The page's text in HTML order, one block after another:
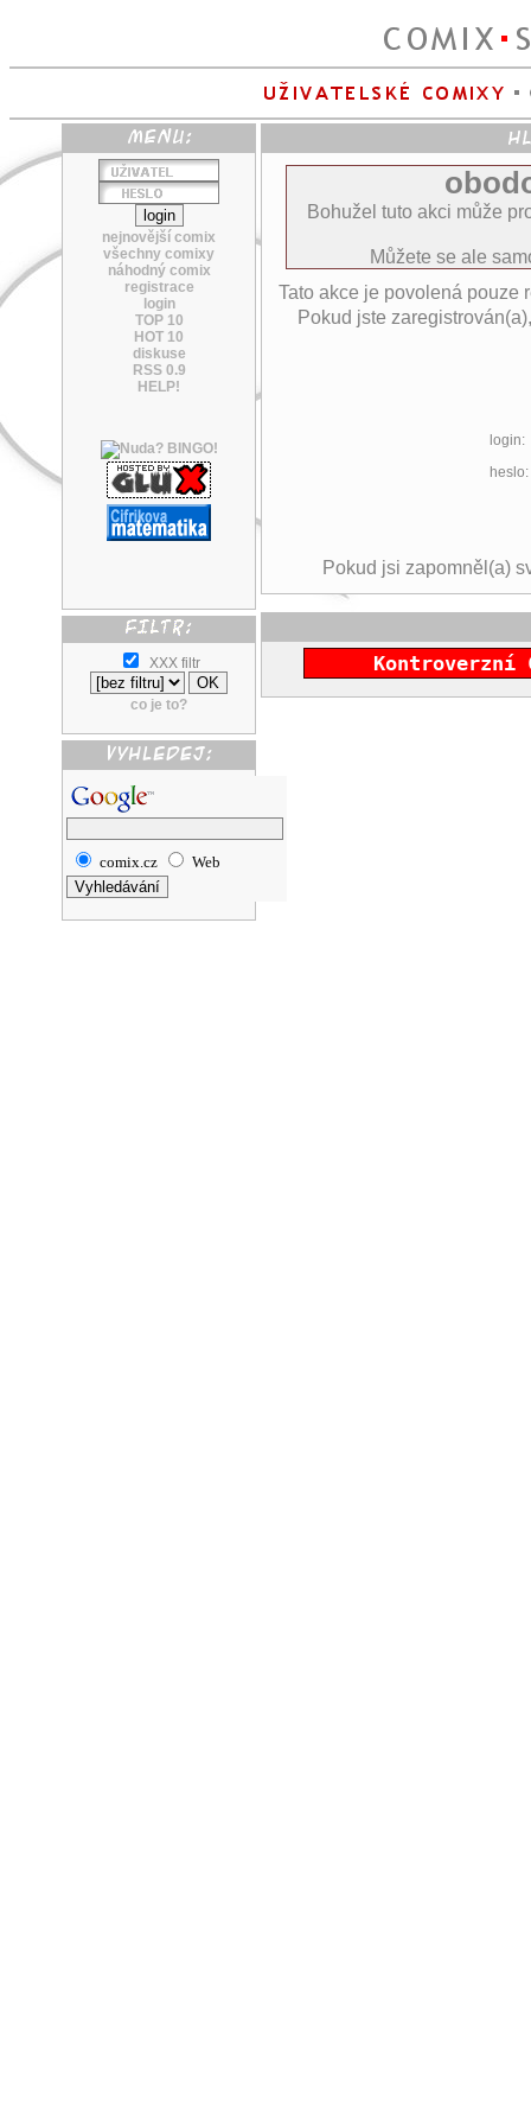
nejnovější comix
všechny comixy
náhodný comix
registrace
login
TOP 10
HOT 10
diskuse
RSS 0.9
HELP!
XXX filtr
co je to?
comix.cz Web
Bohužel tuto akci může
Můžete se ale
Tato akce je povolená pouze
Pokud jste
login:
heslo:
Pokud jsi zapomněl(a)
Kontroverzní